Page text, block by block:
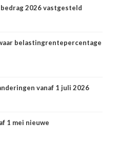
2026 vastgesteld
belastingrentepercentage
vanaf 1 juli 2026
1 mei nieuwe